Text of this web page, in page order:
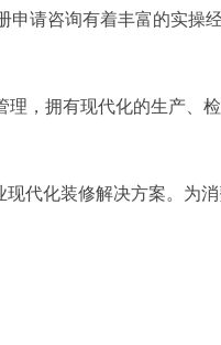
请咨询有着丰富的实操
，拥有现代化的生产、
代化装修解决方案。为